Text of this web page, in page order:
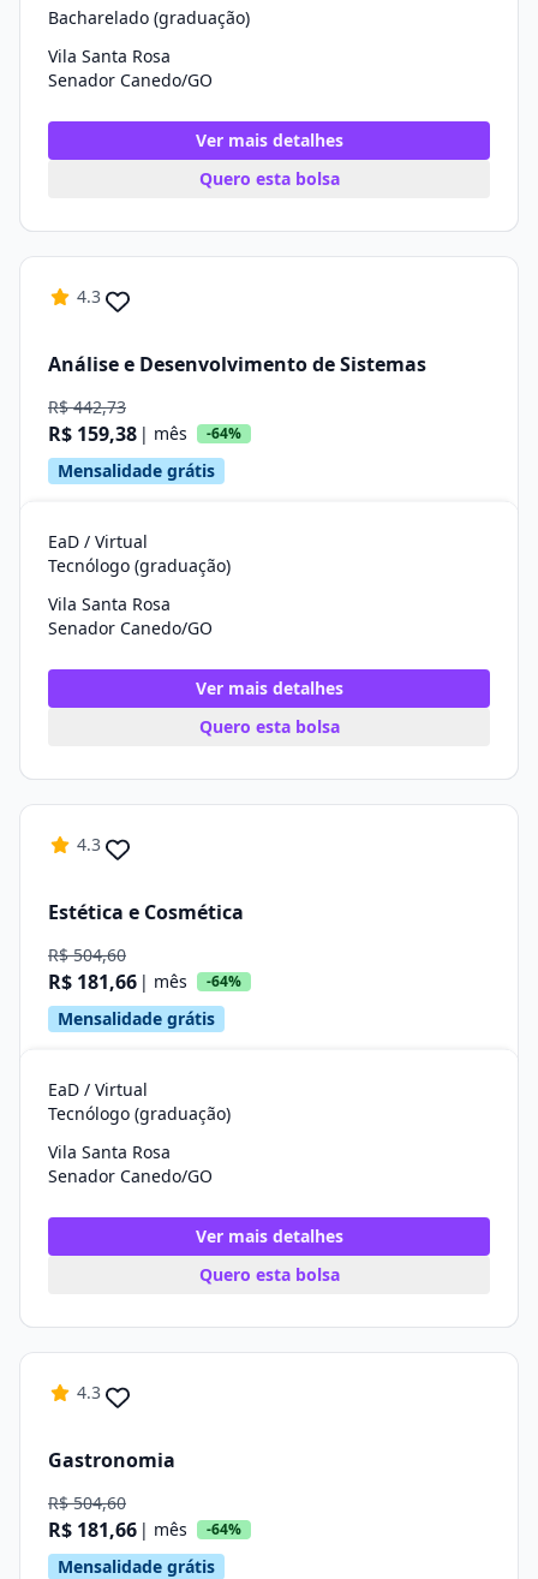
Bacharelado (graduação)
Vila Santa Rosa
Senador Canedo/GO
Ver mais detalhes
Quero esta bolsa
4.3
Análise e Desenvolvimento de Sistemas
R$ 442,73
R$ 159,38 | mês -64%
Mensalidade grátis
EaD / Virtual
Tecnólogo (graduação)
Vila Santa Rosa
Senador Canedo/GO
Ver mais detalhes
Quero esta bolsa
4.3
Estética e Cosmética
R$ 504,60
R$ 181,66 | mês -64%
Mensalidade grátis
EaD / Virtual
Tecnólogo (graduação)
Vila Santa Rosa
Senador Canedo/GO
Ver mais detalhes
Quero esta bolsa
4.3
Gastronomia
R$ 504,60
R$ 181,66 | mês -64%
Mensalidade grátis